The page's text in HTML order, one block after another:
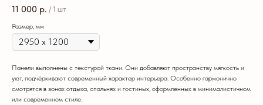
11 000 р. / 1 шт
Размер, мм
Панели выполнены с текстурой ткани. Они добавляют пространству мягкость и
уют, подчёркивают современный характер интерьера. Особенно гармонично
смотрятся в зонах отдыха, спальнях и гостиных, оформленных в минималистичном
или современном стиле.